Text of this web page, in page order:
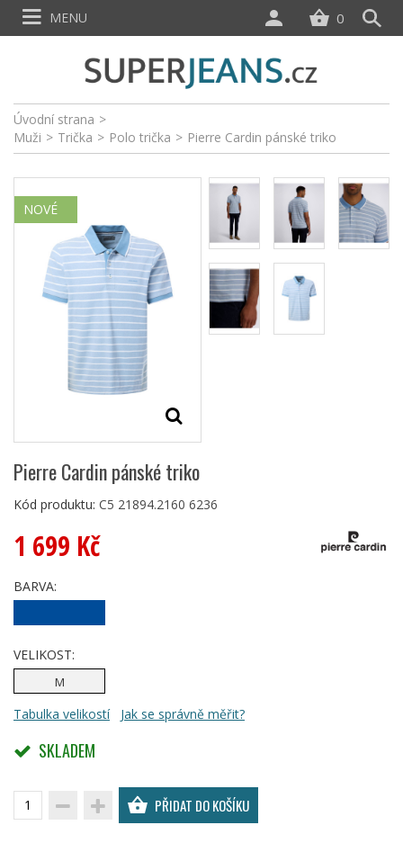
Úvodní strana >
Muži > Trička > Polo trička > Pierre Cardin pánské triko
NOVÉ
Pierre Cardin pánské triko
Kód produktu: C5 21894.2160 6236
1 699 Kč
BARVA:
VELIKOST:
M
Tabulka velikostí Jak se správně měřit?
SKLADEM
PŘIDAT DO KOŠÍKU
0
MENU